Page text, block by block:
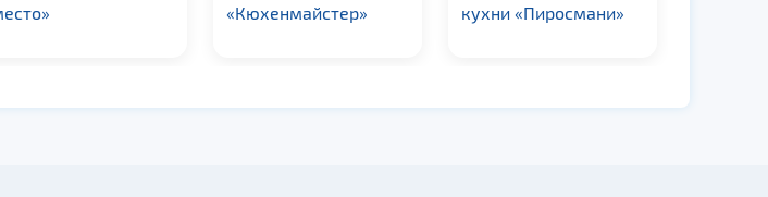
«Кюхенмайстер»
кухни «Пиросмани»